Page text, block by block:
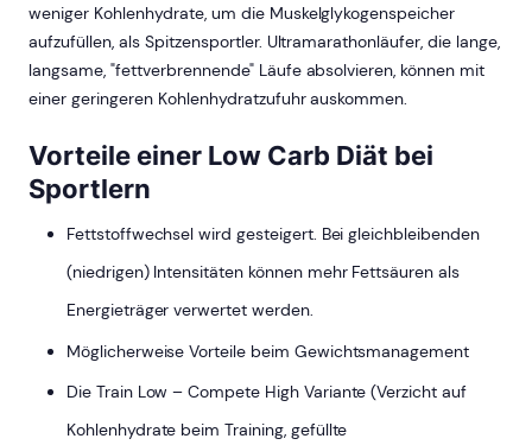
weniger Kohlenhydrate, um die Muskelglykogenspeicher
aufzufüllen, als Spitzensportler. Ultramarathonläufer, die lange,
langsame, "fettverbrennende" Läufe absolvieren, können mit
einer geringeren Kohlenhydratzufuhr auskommen.
Vorteile einer Low Carb Diät bei
Sportlern
Fettstoffwechsel wird gesteigert. Bei gleichbleibenden
(niedrigen) Intensitäten können mehr Fettsäuren als
Energieträger verwertet werden.
Möglicherweise Vorteile beim Gewichtsmanagement
Die Train Low – Compete High Variante (Verzicht auf
Kohlenhydrate beim Training, gefüllte